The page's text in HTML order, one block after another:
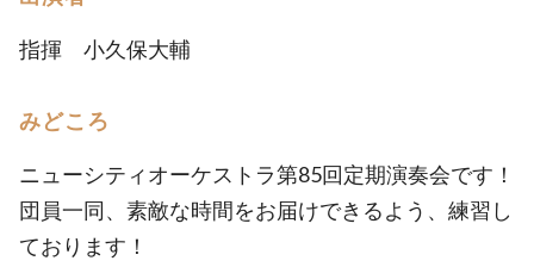
指揮 小久保大輔
みどころ
ニューシティオーケストラ第85回定期演奏会です！
団員一同、素敵な時間をお届けできるよう、練習し
ております！